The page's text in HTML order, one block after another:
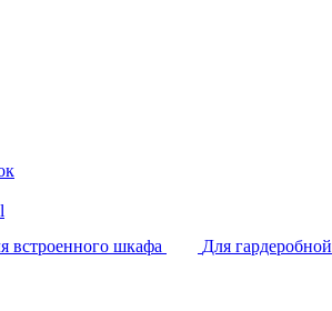
встроенного шкафа
Для гардеробной